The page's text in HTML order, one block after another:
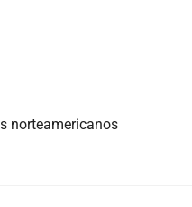
norteamericanos